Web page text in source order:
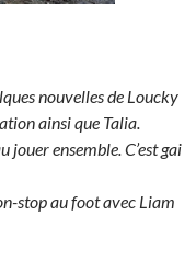
nouvelles de Loucky
ainsi que Talia.
jouer ensemble. C’est gai
stop au foot avec Liam